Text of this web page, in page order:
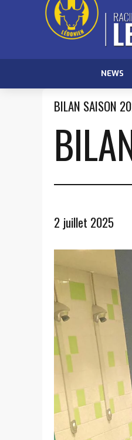
NEWS
BILAN SAISON
2 juillet 2025